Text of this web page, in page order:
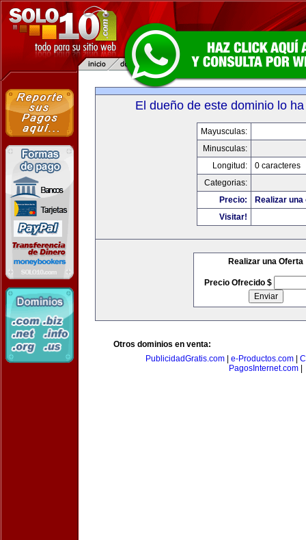
El dueño de este dominio lo
Mayusculas:
Minusculas:
Longitud:
0 caracteres
Categorias:
Precio:
Realizar
Visitar!
Realizar una Oferta
Precio Ofrecido $
Otros dominios en venta:
PublicidadGratis.com
e-Productos.com
PagosInternet.com